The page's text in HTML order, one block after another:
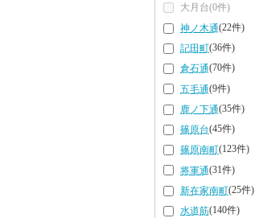
大月台(0件)
神ノ木通(22件)
記田町(36件)
倉石通(70件)
五毛通(9件)
鹿ノ下通(35件)
篠原台(45件)
篠原南町(123件)
将軍通(31件)
新在家南町(25件)
水道筋(140件)